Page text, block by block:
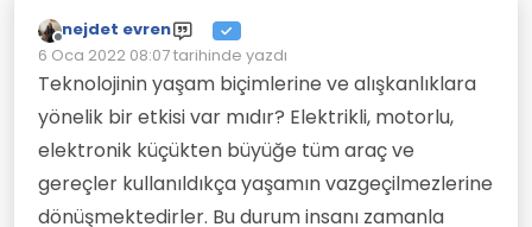
haberdar olmak istemekteydiler. Aynı
şekilde basılı eserleri, kitap, mecmua,
dergileri okuma oranı da bir o kadar
fazla ve önemsenmekteydi. Adete alaylı
ve mektepli tabirinde olduğu gibi okuyan
ve okumayanlar ayrışmaktaydılar.
İnsanlar arası iletişimde ilkel
sayılabilecek araçlarla telefon
görüşmeleri kesik-kesik
Çevrimdışı
nejdet evren
6 Oca 2022 08:07tarihinde yazdı
Son düzenleyen:
Teknolojinin yaşam biçimlerine ve alışkanlıklara
yönelik bir etkisi var mıdır? Elektrikli, motorlu,
elektronik küçükten büyüğe tüm araç ve
gereçler kullanıldıkça yaşamın vazgeçilmezlerine
dönüşmektedirler. Bu durum insanı zamanla